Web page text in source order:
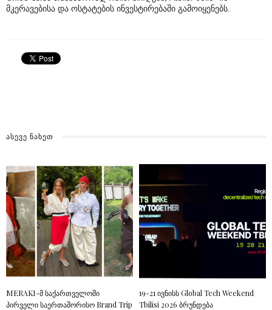
მკერავებისა და ოსტატების ინვესტირებაში გამოიყენებს.
ᲐᲡᲔᲕᲔ ᲜᲐᲮᲔᲗ
MERAKI-მ საქართველოში
პირველი საერთაშორისო Brand Trip
19-21 ივნისს Global Tech Weekend
Tbilisi 2026 ბრუნდება